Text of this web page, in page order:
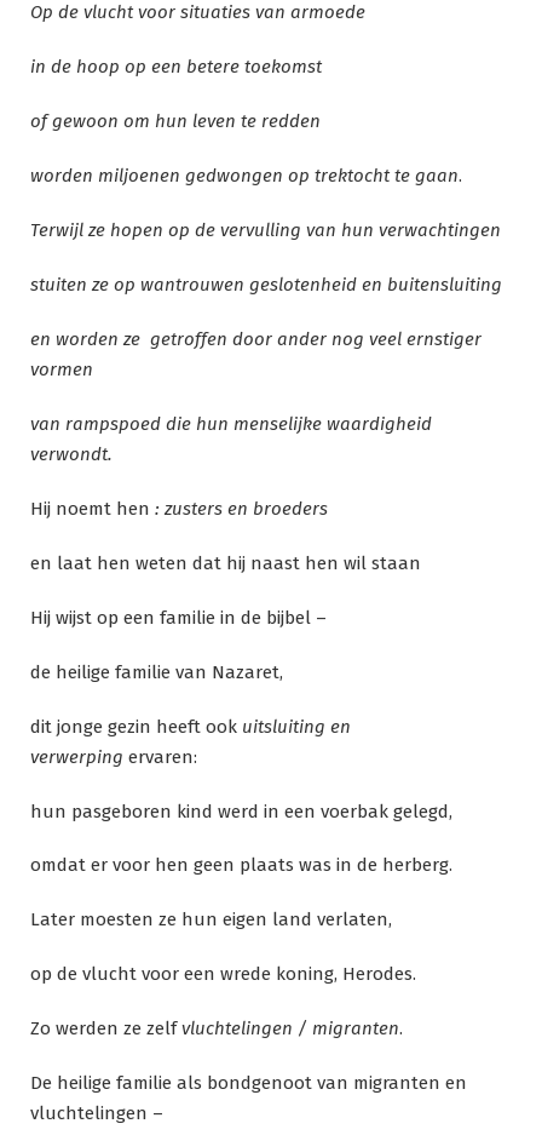
Op de vlucht voor situaties van armoede
in de hoop op een betere toekomst
of gewoon om hun leven te redden
worden miljoenen gedwongen op trektocht te gaan.
Terwijl ze hopen op de vervulling van hun verwachtingen
stuiten ze op wantrouwen geslotenheid en buitensluiting
en worden ze getroffen door ander nog veel ernstiger
vormen
van rampspoed die hun menselijke waardigheid
verwondt.
Hij noemt hen : zusters en broeders
en laat hen weten dat hij naast hen wil staan
Hij wijst op een familie in de bijbel –
de heilige familie van Nazaret,
dit jonge gezin heeft ook uitsluiting en
verwerping ervaren:
hun pasgeboren kind werd in een voerbak gelegd,
omdat er voor hen geen plaats was in de herberg.
Later moesten ze hun eigen land verlaten,
op de vlucht voor een wrede koning, Herodes.
Zo werden ze zelfvluchtelingen / migranten.
De heilige familie als bondgenoot van migranten en
vluchtelingen –